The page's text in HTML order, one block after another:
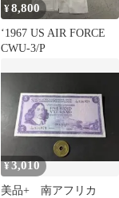
¥8,800
‘1967 US AIR FORCE
CWU-3/P
¥3,010
美品+ 南アフリカ